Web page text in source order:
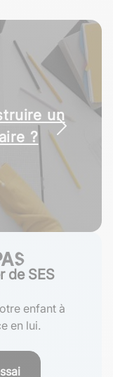
un
?
de SES
enfant à
en lui.